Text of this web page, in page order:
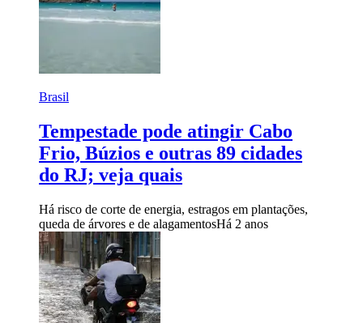
Brasil
Tempestade pode atingir Cabo
Frio, Búzios e outras 89 cidades
do RJ; veja quais
Há risco de corte de energia, estragos em plantações,
queda de árvores e de alagamentosHá 2 anos